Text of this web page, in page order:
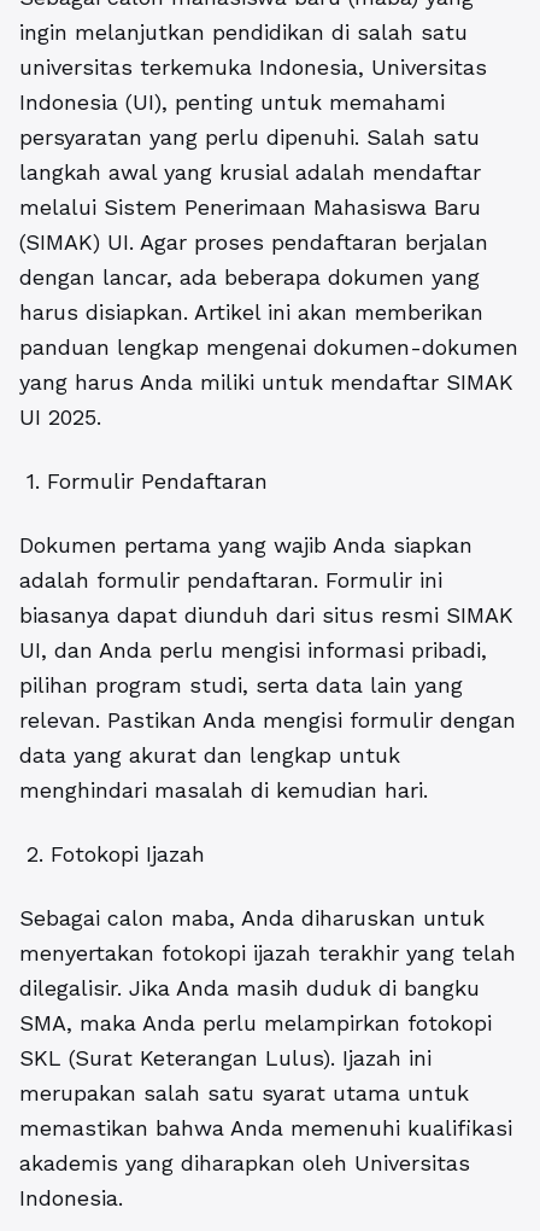
ingin melanjutkan pendidikan di salah satu
universitas terkemuka Indonesia, Universitas
Indonesia (UI), penting untuk memahami
persyaratan yang perlu dipenuhi. Salah satu
langkah awal yang krusial adalah mendaftar
melalui Sistem Penerimaan Mahasiswa Baru
(SIMAK) UI. Agar proses pendaftaran berjalan
dengan lancar, ada beberapa dokumen yang
harus disiapkan. Artikel ini akan memberikan
panduan lengkap mengenai dokumen-dokumen
yang harus Anda miliki untuk mendaftar SIMAK
UI 2025.
1. Formulir Pendaftaran
Dokumen pertama yang wajib Anda siapkan
adalah formulir pendaftaran. Formulir ini
biasanya dapat diunduh dari situs resmi SIMAK
UI, dan Anda perlu mengisi informasi pribadi,
pilihan program studi, serta data lain yang
relevan. Pastikan Anda mengisi formulir dengan
data yang akurat dan lengkap untuk
menghindari masalah di kemudian hari.
2. Fotokopi Ijazah
Sebagai calon maba, Anda diharuskan untuk
menyertakan fotokopi ijazah terakhir yang telah
dilegalisir. Jika Anda masih duduk di bangku
SMA, maka Anda perlu melampirkan fotokopi
SKL (Surat Keterangan Lulus). Ijazah ini
merupakan salah satu syarat utama untuk
memastikan bahwa Anda memenuhi kualifikasi
akademis yang diharapkan oleh Universitas
Indonesia.